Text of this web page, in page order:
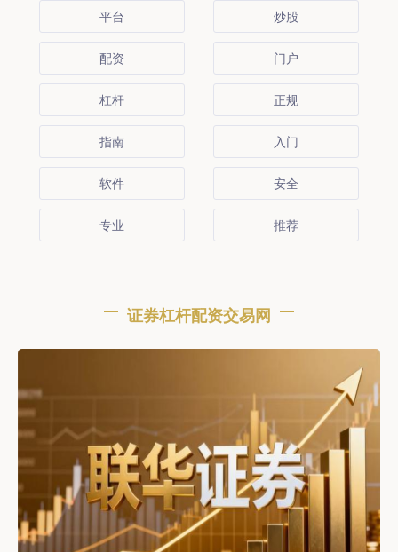
平台 炒股
配资 门户
杠杆 正规
指南 入门
软件 安全
专业 推荐
证券杠杆配资交易网